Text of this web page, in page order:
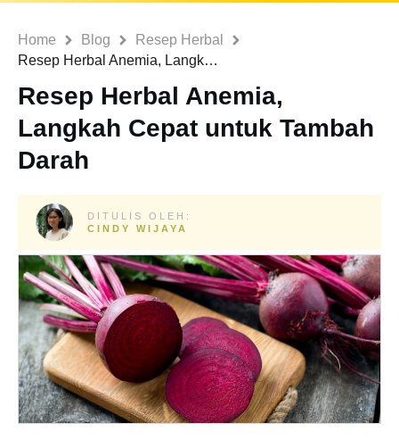
Home Blog
Resep Herbal
Resep Herbal Anemia, Langkah Cepat untuk Tambah Darah
Resep Herbal Anemia,
Langkah Cepat untuk Tambah
Darah
DITULIS OLEH:
CINDY WIJAYA